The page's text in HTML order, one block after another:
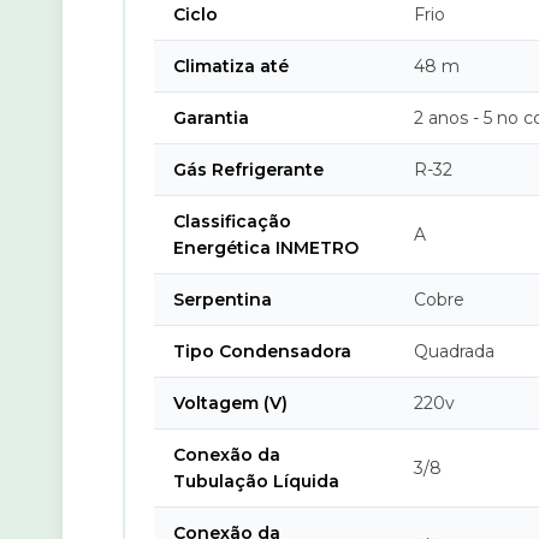
Ciclo Frio
Climatiza até 48 m
Garantia 2 anos - 5 no
Gás Refrigerante R-32
Classificação
Energética INMETRO
A
Serpentina Cobre
Tipo Condensadora Quadrada
Voltagem (V) 220v
Conexão da
Tubulação Líquida
3/8
Conexão da